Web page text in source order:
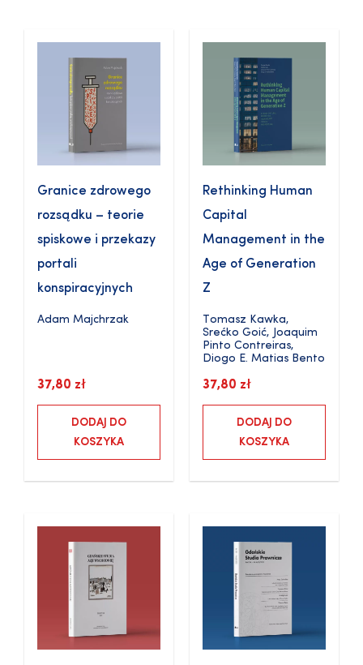
Granice zdrowego
rozsądku – teorie
spiskowe i przekazy
portali
konspiracyjnych
Adam Majchrzak
37,80 zł
DODAJ DO
KOSZYKA
Rethinking Human
Capital
Management in the
Age of Generation
Z
Tomasz Kawka,
Srećko Goić, Joaquim
Pinto Contreiras,
Diogo E. Matias Bento
37,80 zł
DODAJ DO
KOSZYKA